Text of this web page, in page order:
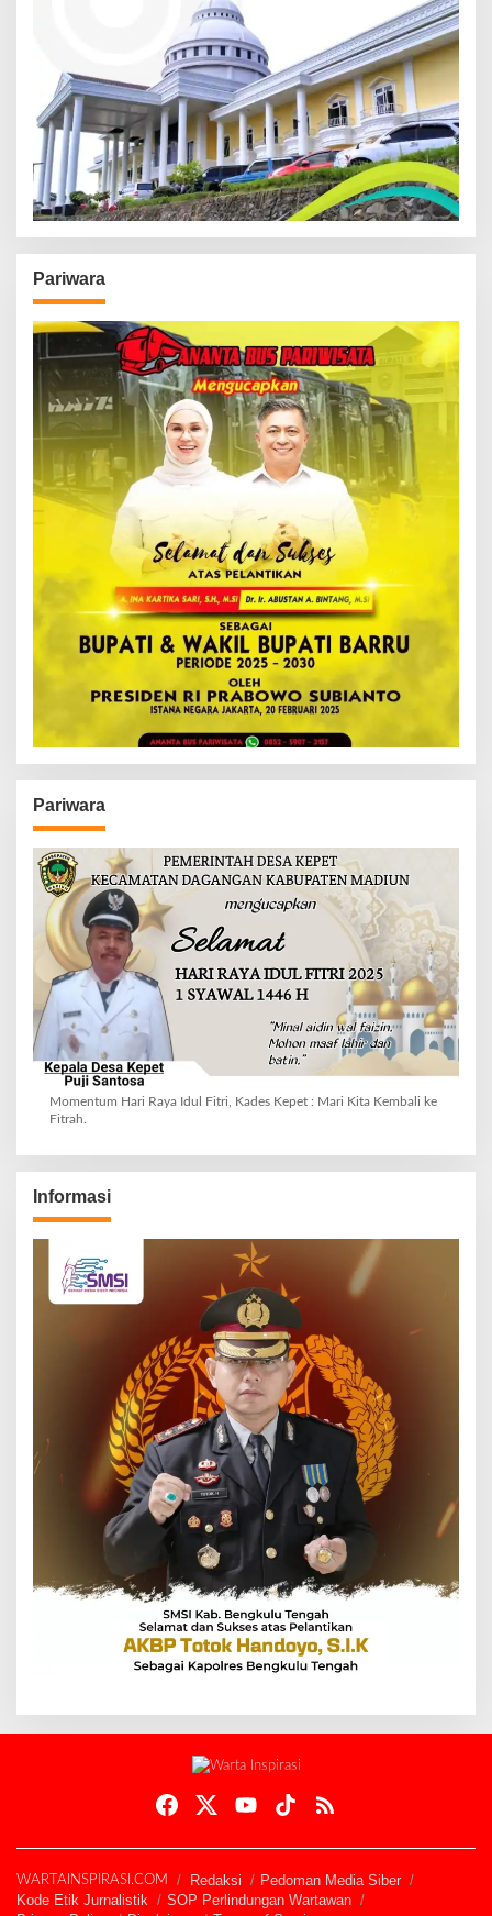
Pariwara
Pariwara
Momentum Hari Raya Idul Fitri, Kades Kepet : Mari Kita Kembali ke
Fitrah.
Informasi
WARTAINSPIRASI.COM Redaksi
Pedoman Media Siber
Kode Etik Jurnalistik
SOP Perlindungan Wartawan